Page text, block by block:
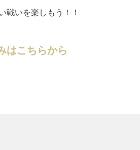
戦いを楽しもう！！
はこちらから